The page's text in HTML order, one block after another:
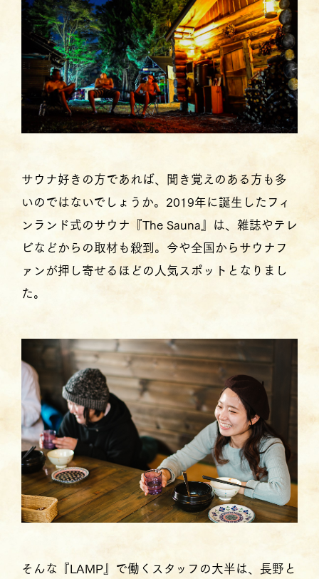
サウナ好きの方であれば、聞き覚えのある方も多
いのではないでしょうか。2019年に誕生したフィ
ンランド式のサウナ『The Sauna』は、雑誌やテレ
ビなどからの取材も殺到。今や全国からサウナフ
ァンが押し寄せるほどの人気スポットとなりまし
た。
そんな『LAMP』で働くスタッフの大半は、長野と